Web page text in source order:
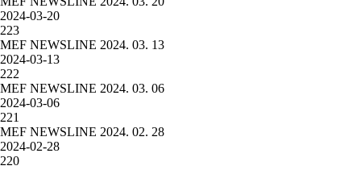
2024-03-20
223
MEF NEWSLINE 2024. 03. 13
2024-03-13
222
MEF NEWSLINE 2024. 03. 06
2024-03-06
221
MEF NEWSLINE 2024. 02. 28
2024-02-28
220